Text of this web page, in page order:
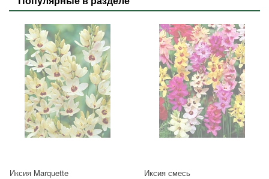
Иксия Marquette Иксия смесь